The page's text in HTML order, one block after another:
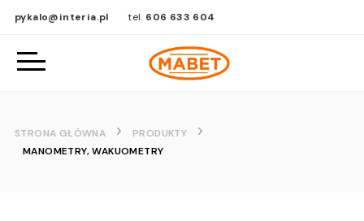
pykalo@interia.pl tel. 606 633 604
STRONA GŁÓWNA
PRODUKTY
MANOMETRY, WAKUOMETRY